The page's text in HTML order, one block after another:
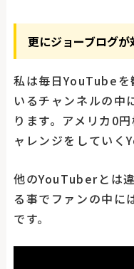
更にジョーブログ
私は毎日YouTubeを
いるチャンネルの中
ります。アメリカ0
ャレンジをしていく
他のYouTuberとは
る事でファンの中に
です。